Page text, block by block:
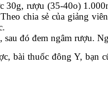
30g, rượu (35-40o)
chia sẻ của giảng viên
đó đem ngâm rượu.
bài thuốc đông Y, bạn